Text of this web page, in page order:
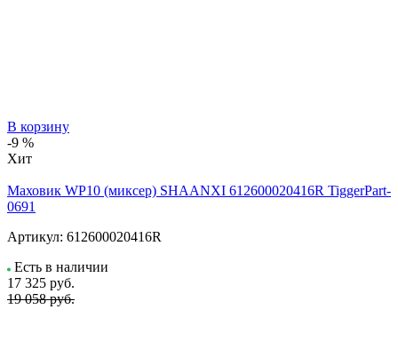
В корзину
-9 %
Хит
Маховик WP10 (миксер) SHAANXI 612600020416R TiggerPart-
0691
Артикул: 612600020416R
Есть в наличии
17 325 руб.
19 058 руб.